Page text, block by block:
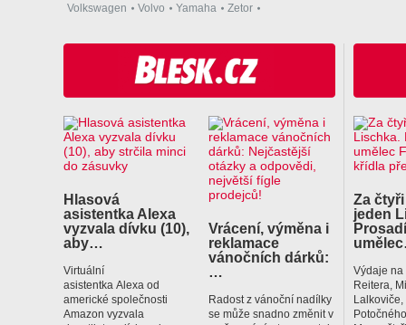
Volkswagen
Volvo Yamaha Zetor
Hlasová
asistentka Alexa
vyzvala dívku (10),
aby…
Virtuální
asistentka Alexa od
americké společnosti
Amazon vyzvala
Vrácení, výměna i
reklamace
vánočních dárků:
…
Radost z vánoční nadílky
se může snadno změnit v
Za
jeden
Výdaje na
Reitera,